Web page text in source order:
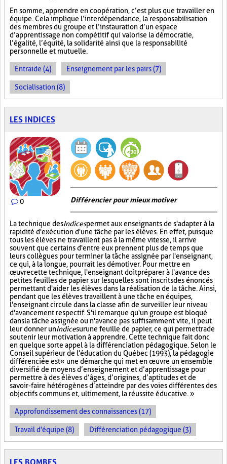
En somme, apprendre en coopération, c’est plus que travailler en
équipe. Cela implique l’interdépendance, la responsabilisation
des membres du groupe et l’instauration d’un espace
d’apprentissage non compétitif qui valorise la démocratie,
l’égalité, l’équité, la solidarité ainsi que la responsabilité
personnelle et mutuelle.
Entraide (4) Enseignement par les pairs (7)
Socialisation (8)
LES INDICES
0 Différencier pour mieux motiver
La technique desIndicespermet aux enseignants de s'adapter à la
rapidité d'exécution d'une tâche par les élèves. En effet, puisque
tous les élèves ne travaillent pas à la même vitesse, il arrive
souvent que certains d'entre eux prennent plus de temps que
leurs collègues pour terminer la tâche assignée par l'enseignant,
ce qui, à la longue, pourrait les démotiver. Pour mettre en
œuvre cette technique, l'enseignant doit préparer à l'avance des
petites feuilles de papier sur lesquelles sont inscrits des énoncés
permettant d'aider les élèves dans la réalisation de la tâche. Ainsi,
pendant que les élèves travaillent à une tâche en équipes,
l'enseignant circule dans la classe afin de surveiller leur niveau
d'avancement respectif. S'il remarque qu'un groupe est bloqué
dans la tâche assignée ou n'avance pas suffisamment vite, il peut
leur donner unIndicesurune feuille de papier, ce qui permettra de
soutenir leur motivation à apprendre. Cette technique fait donc
en quelque sorte appel à la différenciation pédagogique. Selon le
Conseil supérieur de l'éducation du Québec (1993), la pédagogie
différenciée est « une démarche qui met en œuvre un ensemble
diversifié de moyens d’enseignement et d’apprentissage pour
permettre à des élèves d’âges, d’origines, d’aptitudes et de
savoir-faire hétérogènes d’atteindre par des voies différentes des
objectifs communs et, ultimement, la réussite éducative. »
Approfondissement des connaissances (17)
Travail d'équipe (8) Différenciation pédagogique (3)